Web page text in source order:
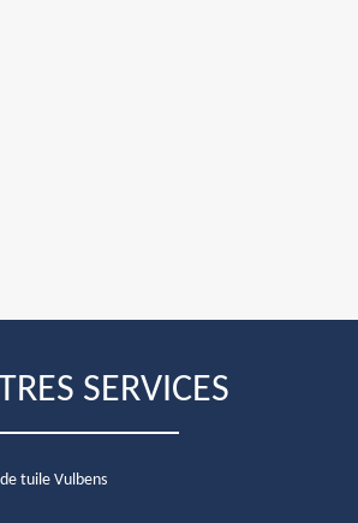
SERVICES
tuile Vulbens